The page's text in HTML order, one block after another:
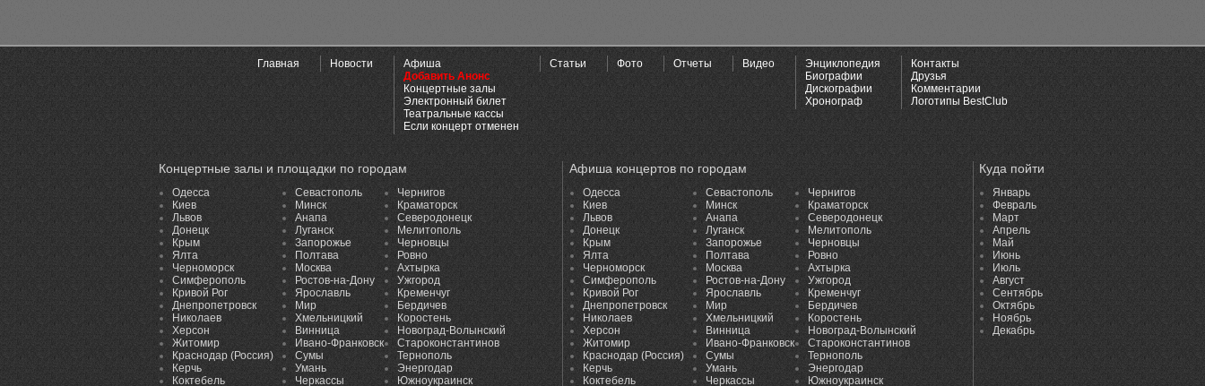
Главная Новости
Афиша
Добавить Анонс
Концертные залы
Электронный билет
Театральные кассы
Если концерт отменен
Статьи Фото Отчеты Видео
Энциклопедия
Биографии
Дискографии
Хронограф
Контакты
Друзья
Комментарии
Логотипы BestClub
Концертные залы и площадки по городам
Одесса
Киев
Львов
Донецк
Крым
Ялта
Черноморск
Симферополь
Кривой Рог
Днепропетровск
Николаев
Херсон
Житомир
Краснодар (Россия)
Керчь
Коктебель
Севастополь
Минск
Анапа
Луганск
Запорожье
Полтава
Москва
Ростов-на-Дону
Ярославль
Мир
Хмельницкий
Винница
Ивано-Франковск
Сумы
Умань
Черкассы
Чернигов
Краматорск
Северодонецк
Мелитополь
Черновцы
Ровно
Ахтырка
Ужгород
Кременчуг
Бердичев
Коростень
Новоград-Волынский
Староконстантинов
Тернополь
Энергодар
Южноукраинск
Афиша концертов по городам
Одесса
Киев
Львов
Донецк
Крым
Ялта
Черноморск
Симферополь
Кривой Рог
Днепропетровск
Николаев
Херсон
Житомир
Краснодар (Россия)
Керчь
Коктебель
Севастополь
Минск
Анапа
Луганск
Запорожье
Полтава
Москва
Ростов-на-Дону
Ярославль
Мир
Хмельницкий
Винница
Ивано-Франковск
Сумы
Умань
Черкассы
Чернигов
Краматорск
Северодонецк
Мелитополь
Черновцы
Ровно
Ахтырка
Ужгород
Кременчуг
Бердичев
Коростень
Новоград-Волынский
Староконстантинов
Тернополь
Энергодар
Южноукраинск
Куда пойти
Январь
Февраль
Март
Апрель
Май
Июнь
Июль
Август
Сентябрь
Октябрь
Ноябрь
Декабрь